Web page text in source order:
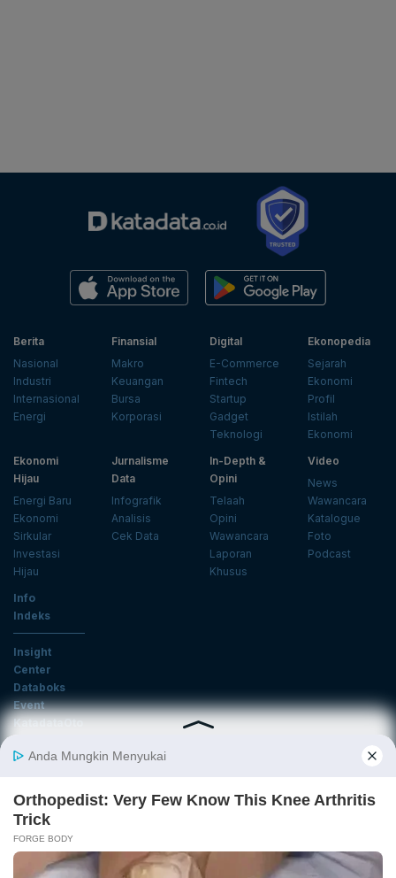
Berita
Nasional
Industri
Internasional
Energi
Finansial
Makro
Keuangan
Bursa
Korporasi
Digital
E-Commerce
Fintech
Startup
Gadget
Teknologi
Ekonopedia
Sejarah
Ekonomi
Profil
Istilah
Ekonomi
Ekonomi
Hijau
Energi Baru
Ekonomi
Sirkular
Investasi
Hijau
Jurnalisme
Data
Infografik
Analisis
Cek Data
In-Depth &
Opini
Telaah
Opini
Wawancara
Laporan
Khusus
Video
News
Wawancara
Katalogue
Foto
Podcast
Info
Indeks
Insight
Center
Databoks
Event
KatadataOto
Email
Daftar